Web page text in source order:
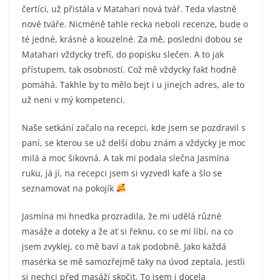
čertíci, už přistála v Matahari nová tvář. Teda vlastně
nové tváře. Nicméně tahle recka neboli recenze, bude o
té jedné, krásné a kouzelné. Za mě, poslední dobou se
Matahari vždycky trefí, do popisku slečen. A to jak
přístupem, tak osobností. Což mě vždycky fakt hodně
pomáhá. Takhle by to mělo bejt i u jinejch adres, ale to
už neni v mý kompetenci.
Naše setkání začalo na recepci, kde jsem se pozdravil s
paní, se kterou se už delší dobu znám a vždycky je moc
milá a moc šikovná. A tak mi podala slečna Jasmína
ruku, já jí, na recepci jsem si vyzvedl kafe a šlo se
seznamovat na pokojík
Jasmína mi hnedka prozradila, že mi udělá různé
masáže a doteky a že ať si řeknu, co se mi líbí, na co
jsem zvyklej, co mě baví a tak podobně. Jako každá
masérka se mě samozřejmě taky na úvod zeptala, jestli
si nechci před masáží skočit. To jsem i docela